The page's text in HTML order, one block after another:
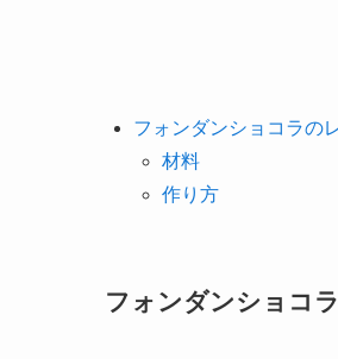
フォンダンショコラの
材料
作り方
フォンダンショコ